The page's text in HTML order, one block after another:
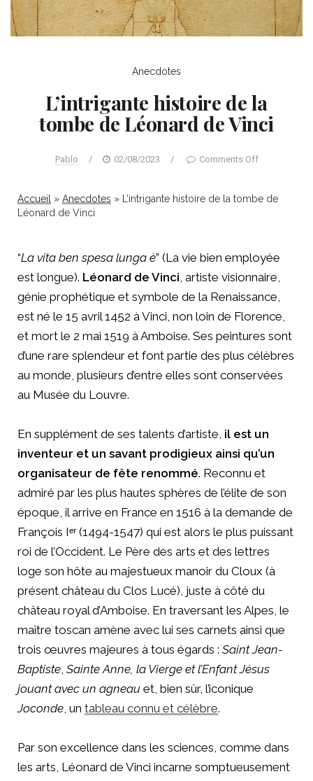
Anecdotes
L’intrigante histoire de la
tombe de Léonard de Vinci
Pablo / 02/08/2023 / Comments Off
Accueil » Anecdotes »
L’intrigante histoire de la tombe de
Léonard de Vinci
“La vita ben spesa lunga è” (La vie bien employée
est longue). Léonard de Vinci , artiste visionnaire,
génie prophétique et symbole de la Renaissance,
est né le 15 avril 1452 à Vinci, non loin de Florence,
et mort le 2 mai 1519 à Amboise. Ses peintures sont
d’une rare splendeur et font partie des plus célèbres
au monde, plusieurs d’entre elles sont conservées
au Musée du Louvre.
En supplément de ses talents d’artiste, il est un
inventeur et un savant prodigieux ainsi qu’un
organisateur de fête renommé. Reconnu et
admiré par les plus hautes sphères de l’élite de son
époque, il arrive en France en 1516 à la demande de
François Iᵉʳ (1494-1547) qui est alors le plus puissant
roi de l’Occident. Le Père des arts et des lettres
loge son hôte au majestueux manoir du Cloux (à
présent château du Clos Lucé), juste à côté du
château royal d’Amboise. En traversant les Alpes, le
maître toscan amène avec lui ses carnets ainsi que
trois œuvres majeures à tous égards : Saint Jean-
Baptiste Sainte Anne, la Vierge et l’Enfant Jésus
jouant avec un agneau et, bien sûr, l’iconique
Joconde , un tableau connu et célèbre.
Par son excellence dans les sciences, comme dans
les arts, Léonard de Vinci incarne somptueusement